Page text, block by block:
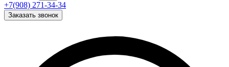
+7(908) 271-34-34
Заказать звонок